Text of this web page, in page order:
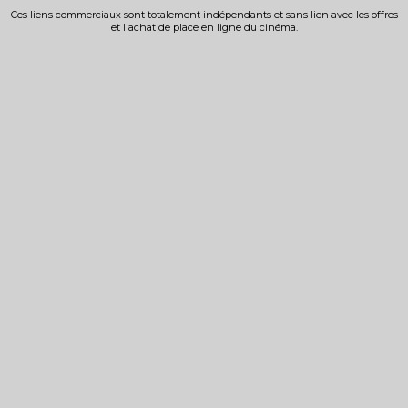
Ces liens commerciaux sont totalement indépendants et sans lien avec les offres
et l'achat de place en ligne du cinéma.